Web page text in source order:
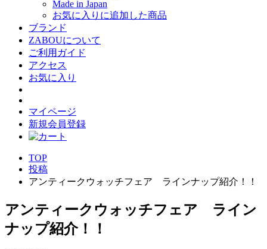
Made in Japan
お気に入りに追加した商品
ブランド
ZABOUについて
ご利用ガイド
アクセス
お気に入り
マイページ
新規会員登録
TOP
投稿
アンティークウォッチフェア ラインナップ紹介！！
アンティークウォッチフェア ライン
ナップ紹介！！